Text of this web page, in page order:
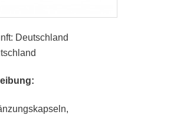
Deutschland